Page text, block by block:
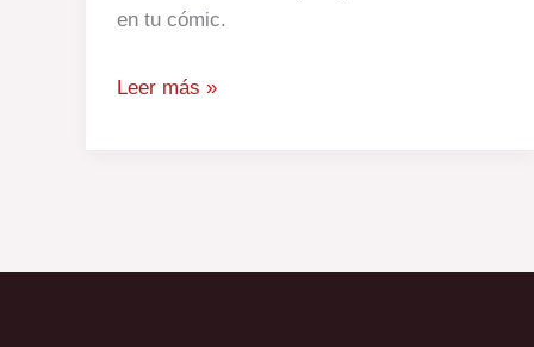
en tu cómic.
Leer más »